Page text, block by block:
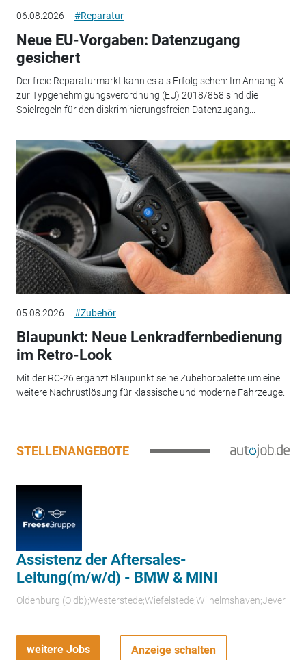
06.08.2026 #Reparatur
Neue EU-Vorgaben: Datenzugang
gesichert
Der freie Reparaturmarkt kann es als Erfolg sehen: Im Anhang X
zur Typgenehmigungsverordnung (EU) 2018/858 sind die
Spielregeln für den diskriminierungsfreien Datenzugang...
05.08.2026 #Zubehör
Blaupunkt: Neue Lenkradfernbedienung
im Retro-Look
Mit der RC-26 ergänzt Blaupunkt seine Zubehörpalette um eine
weitere Nachrüstlösung für klassische und moderne Fahrzeuge.
STELLENANGEBOTE
Assistenz der Aftersales-
Leitung(m/w/d) - BMW & MINI
Oldenburg (Oldb);Westerstede;Wiefelstede;Wilhelmshaven;Jever
weitere Jobs Anzeige schalten